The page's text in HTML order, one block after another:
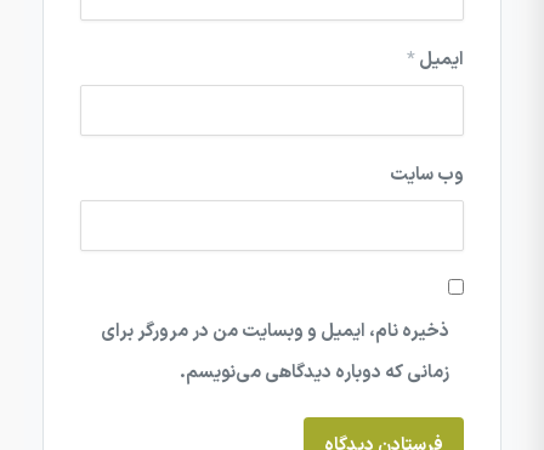
ایمیل*
وب‌ سایت
ذخیره نام، ایمیل و وبسایت من در مرورگر برای
زمانی که دوباره دیدگاهی می‌نویسم.